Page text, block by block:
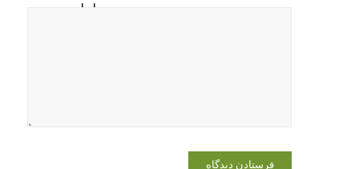
ایمیل و